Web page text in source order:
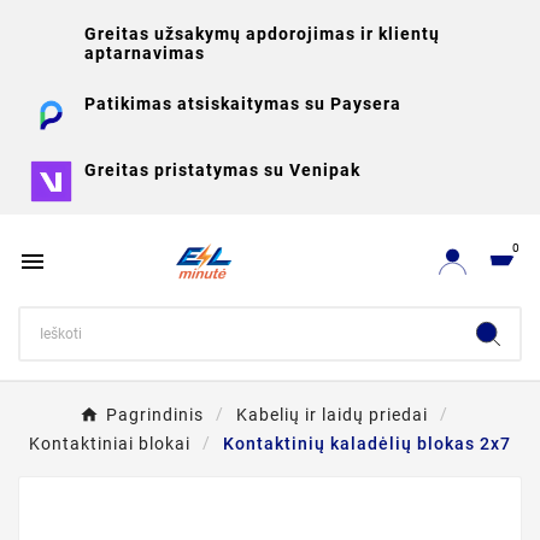
Greitas užsakymų apdorojimas ir klientų
aptarnavimas
Patikimas atsiskaitymas su Paysera
Greitas pristatymas su Venipak
 0
Pagrindinis
Kabelių ir laidų priedai
Kontaktiniai blokai
Kontaktinių kaladėlių blokas 2x7